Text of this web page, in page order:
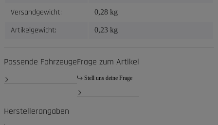
Versandgewicht: 0,28 kg
Artikelgewicht: 0,23 kg
Passende FahrzeugeFrage zum Artikel
Stell uns deine Frage
Herstellerangaben